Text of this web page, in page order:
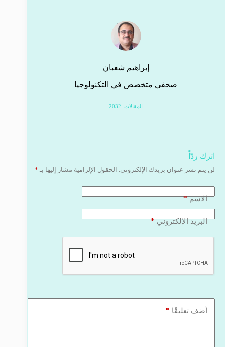
إبراهيم شعبان
صحفي متخصص في التكنولوجيا
المقالات: 2032
اترك ردّاً
لن يتم نشر عنوان بريدك الإلكتروني. الحقول الإلزامية مشار إليها بـ *
الاسم*
البريد الإلكتروني*
أضف تعليقًا *